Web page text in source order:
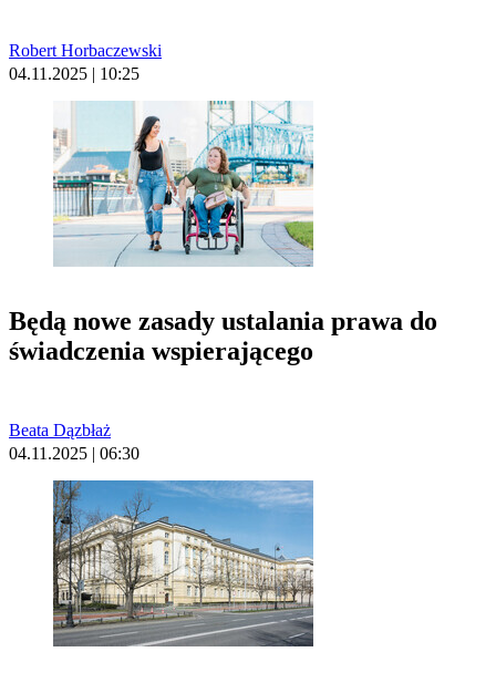
Robert Horbaczewski
04.11.2025 | 10:25
Będą nowe zasady ustalania prawa do
świadczenia wspierającego
Beata Dązbłaż
04.11.2025 | 06:30